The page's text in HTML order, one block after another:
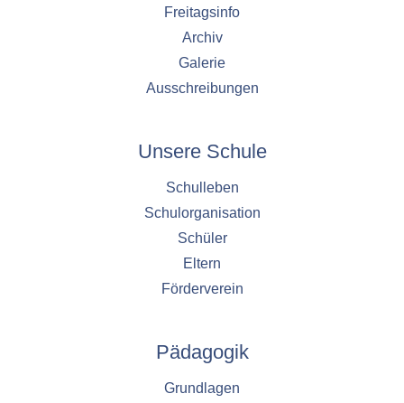
Freitagsinfo
Archiv
Galerie
Ausschreibungen
Unsere Schule
Schulleben
Schulorganisation
Schüler
Eltern
Förderverein
Pädagogik
Grundlagen
YouTube dienen der Erfassung von
Benutzerinteraktionen mit eingebetteten
Videos sowie der Bereitstellung von
Analysen zur Verbesserung der Videoqualität
und Benutzererfahrung.